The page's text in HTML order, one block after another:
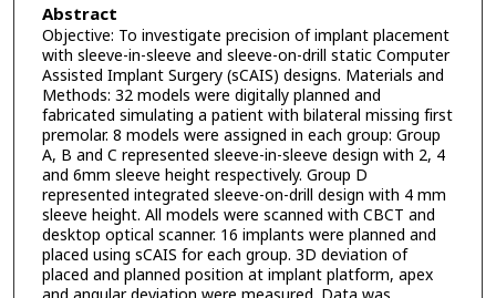
Abstract
Objective: To investigate precision of implant placement
with sleeve-in-sleeve and sleeve-on-drill static Computer
Assisted Implant Surgery (sCAIS) designs. Materials and
Methods: 32 models were digitally planned and
fabricated simulating a patient with bilateral missing first
premolar. 8 models were assigned in each group: Group
A, B and C represented sleeve-in-sleeve design with 2, 4
and 6mm sleeve height respectively. Group D
represented integrated sleeve-on-drill design with 4 mm
sleeve height. All models were scanned with CBCT and
desktop optical scanner. 16 implants were planned and
placed using sCAIS for each group. 3D deviation of
placed and planned position at implant platform, apex